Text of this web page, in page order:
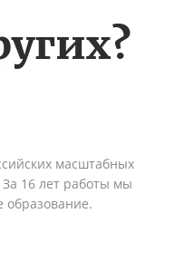
масштабных
За 16 лет работы мы
образование.